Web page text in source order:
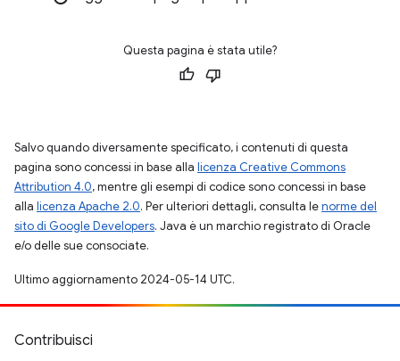
Questa pagina è stata utile?
Salvo quando diversamente specificato, i contenuti di questa
pagina sono concessi in base alla licenza Creative Commons
Attribution 4.0, mentre gli esempi di codice sono concessi in base
alla licenza Apache 2.0. Per ulteriori dettagli, consulta lenorme del
sito di Google Developers. Java è un marchio registrato di Oracle
e/o delle sue consociate.
Ultimo aggiornamento 2024-05-14 UTC.
Contribuisci